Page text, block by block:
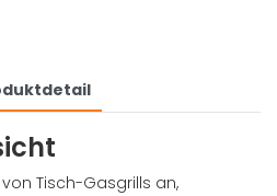
Tisch-Gasgrills an,